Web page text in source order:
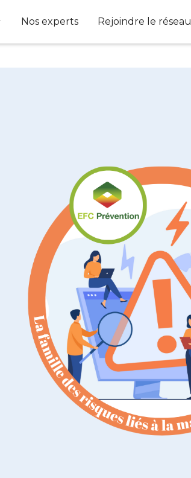
Nos experts Rejoindre le réseau